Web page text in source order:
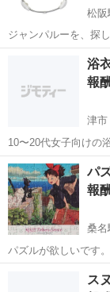
松阪
ジャンパルーを、探
んなジャンパルーで
松阪市
浴
報
津市
10〜20代女子向けの
ただきたいです。 髪
希望です。 よろしく
三重 津市
パ
報
桑名
パズルが欲しいです
いです♪ 未完成でも
ると大変助かります。